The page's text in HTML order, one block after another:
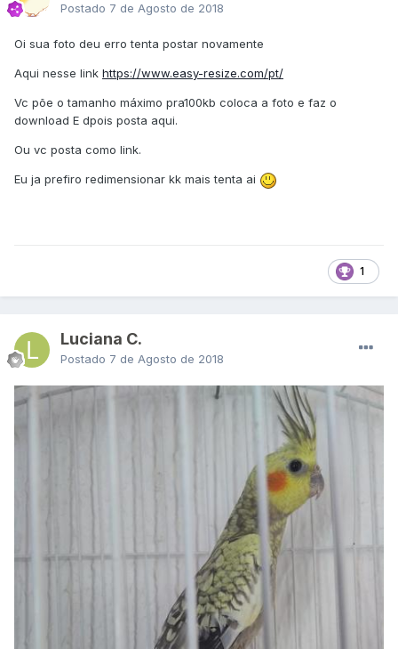
Postado 7 de Agosto de 2018
Oi sua foto deu erro tenta postar novamente
Aqui nesse link https://www.easy-resize.com/pt/
Vc põe o tamanho máximo pra100kb coloca a foto e faz o
download E dpois posta aqui.
Ou vc posta como link.
Eu ja prefiro redimensionar kk mais tenta ai
1
Luciana C.
Postado 7 de Agosto de 2018